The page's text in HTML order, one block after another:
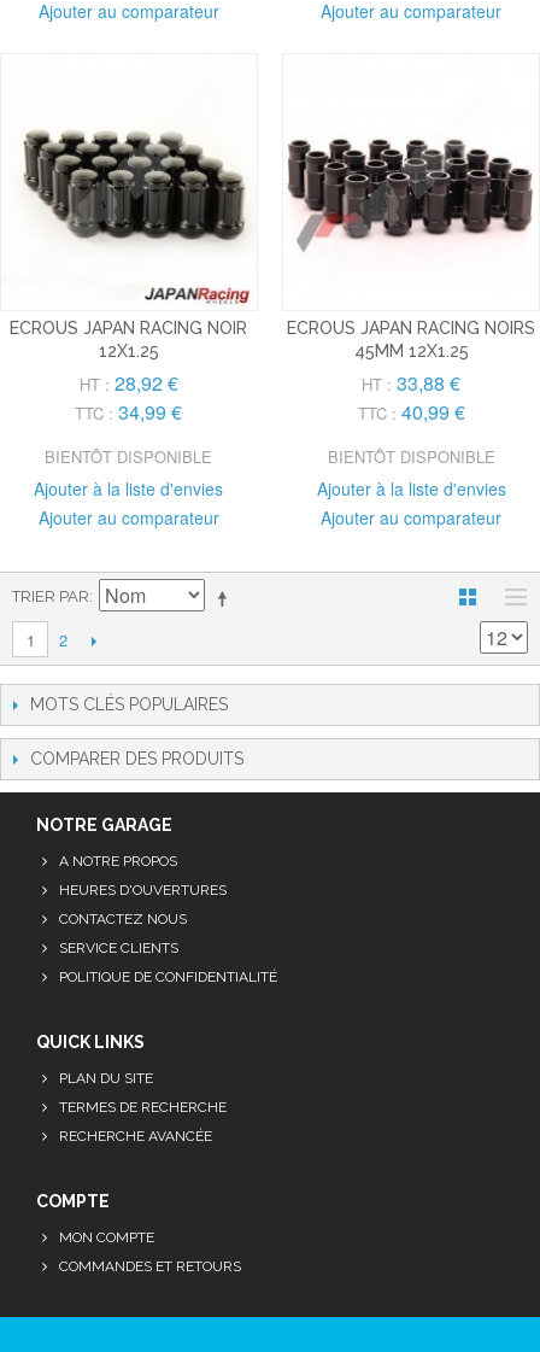
Ajouter au comparateur
Ajouter au comparateur
ECROUS JAPAN RACING NOIR
12X1.25
HT : 28,92 €
TTC : 34,99 €
BIENTÔT DISPONIBLE
Ajouter à la liste d'envies
Ajouter au comparateur
ECROUS JAPAN RACING NOIRS
45MM 12X1.25
HT : 33,88 €
TTC : 40,99 €
BIENTÔT DISPONIBLE
Ajouter à la liste d'envies
Ajouter au comparateur
TRIER PAR
1 2
MOTS CLÉS POPULAIRES
COMPARER DES PRODUITS
NOTRE GARAGE
A NOTRE PROPOS
HEURES D'OUVERTURES
CONTACTEZ NOUS
SERVICE CLIENTS
POLITIQUE DE CONFIDENTIALITÉ
QUICK LINKS
PLAN DU SITE
TERMES DE RECHERCHE
RECHERCHE AVANCÉE
COMPTE
MON COMPTE
COMMANDES ET RETOURS